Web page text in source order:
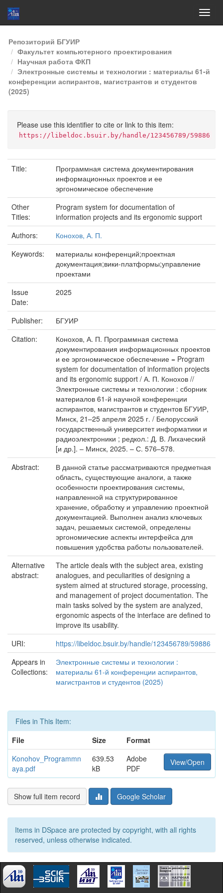
Skip
navigation
Репозиторий БГУИР
Факультет компьютерного проектирования
Научная работа ФКП
Электронные системы и технологии : материалы 61-й
конференции аспирантов, магистрантов и студентов
(2025)
Please use this identifier to cite or link to this item:
https://libeldoc.bsuir.by/handle/123456789/59886
Title:
Программная система документирования
информационных проектов и ее
эргономическое обеспечение
Other
Titles:
Program system for documentation of
information projects and its ergonomic support
Authors:
Конохов, А. П.
Keywords:
материалы конференций;проектная
документация;вики-платформы;управление
проектами
Issue
Date:
2025
Publisher:
БГУИР
Citation:
Конохов, А. П. Программная система
документирования информационных проектов
и ее эргономическое обеспечение = Program
system for documentation of information projects
and its ergonomic support / А. П. Конохов //
Электронные системы и технологии : сборник
материалов 61-й научной конференции
аспирантов, магистрантов и студентов БГУИР,
Минск, 21–25 апреля 2025 г. / Белорусский
государственный университет информатики и
радиоэлектроники ; редкол.: Д. В. Лихаческий
[и др.]. – Минск, 2025. – С. 576–578.
Abstract:
В данной статье рассматриваются предметная
область, существующие аналоги, а также
особенности проектирования системы,
направленной на структурированное
хранение, обработку и управлению проектной
документацией. Выполнен анализ ключевых
задач, решаемых системой, определены
эргономические аспекты интерфейса для
повышения удобства работы пользователей.
Alternative
abstract:
The article deals with the subject area, existing
analogues, and peculiarities of designing a
system aimed at structured storage, processing,
and management of project documentation. The
main tasks solved by the system are analyzed,
ergonomic aspects of the interface are defined to
improve its usability.
URI:
https://libeldoc.bsuir.by/handle/123456789/59886
Appears in
Collections:
Электронные системы и технологии :
материалы 61-й конференции аспирантов,
магистрантов и студентов (2025)
Files in This Item:
File
Size
Format
Konohov_Programmn
aya.pdf
639.53
kB
Adobe
PDF
View/Open
Show full item record Google Scholar
Items in DSpace are protected by copyright, with all rights
reserved, unless otherwise indicated.